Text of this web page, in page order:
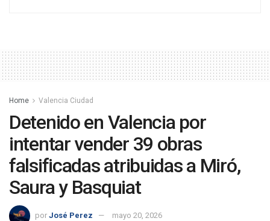
Home Valencia Ciudad
Detenido en Valencia por
intentar vender 39 obras
falsificadas atribuidas a Miró,
Saura y Basquiat
por José Perez mayo 20, 2026